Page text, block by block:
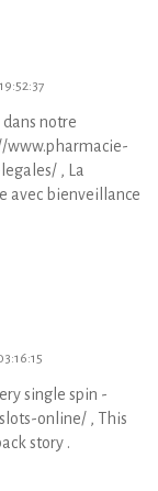
notre
www.pharmacie-
, La
avec bienveillance
single spin -
online/ , This
story .